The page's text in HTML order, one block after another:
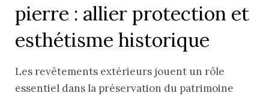
pierre : allier protection et
esthétisme historique
Les revêtements extérieurs jouent un rôle
essentiel dans la préservation du patrimoine